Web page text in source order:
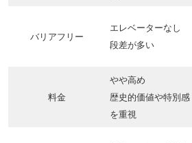
バリアフリー
エレベーターなし
段差が多い
料金
やや高め
歴史的価値や特別感
を重視